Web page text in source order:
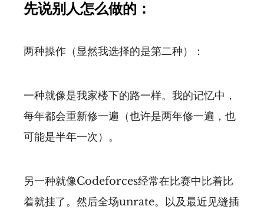
先说别人怎么做的：
两种操作（显然我选择的是第二种）：
一种就像是我家楼下的路一样。我的记忆中，
每年都会重新修一遍（也许是两年修一遍，也
可能是半年一次）。
另一种就像Codeforces经常在比赛中比着比
着就挂了。然后全场unrate。以及最近见缝插